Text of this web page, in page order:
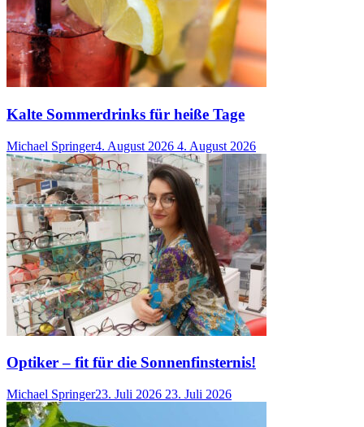
Kalte Sommerdrinks für heiße Tage
Michael Springer4. August 2026 4. August 2026
Optiker – fit für die Sonnenfinsternis!
Michael Springer23. Juli 2026 23. Juli 2026